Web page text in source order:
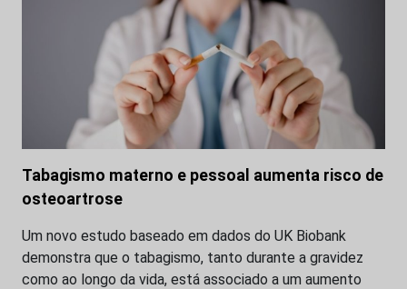
Tabagismo materno e pessoal aumenta risco de
osteoartrose
Um novo estudo baseado em dados do UK Biobank
demonstra que o tabagismo, tanto durante a gravidez
como ao longo da vida, está associado a um aumento